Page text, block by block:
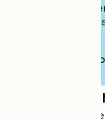
Cet
leur site pour
Place des